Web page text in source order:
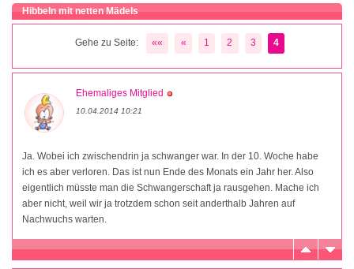
Hibbeln mit netten Mädels
Gehe zu Seite: «« « 1 2 3 4
Ehemaliges Mitglied
10.04.2014 10:21
Ja. Wobei ich zwischendrin ja schwanger war. In der 10. Woche habe
ich es aber verloren. Das ist nun Ende des Monats ein Jahr her. Also
eigentlich müsste man die Schwangerschaft ja rausgehen. Mache ich
aber nicht, weil wir ja trotzdem schon seit anderthalb Jahren auf
Nachwuchs warten.